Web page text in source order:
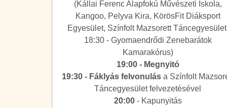
(Kállai Ferenc Alapfokú Művészeti Iskola,
Kangoo, Pelyva Kira, KörösFit Diáksport
Egyesület, Színfolt Mazsorett
18:30 - Gyomaendrődi Zenebarátok
Kamarakórus)
19:00 - Megnyitó
19:30 - Fáklyás felvonulása Színfolt
Táncegyesület felvezetésével
20:00 - Kapunyitás